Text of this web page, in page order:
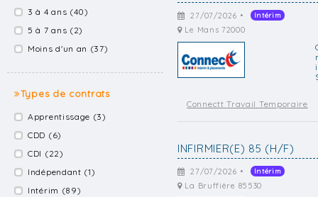
3 à 4 ans (40)
5 à 7 ans (2)
Moins d'un an (37)
Types de contrats
Apprentissage (3)
CDD (6)
CDI (22)
Indépendant (1)
Intérim (89)
27/07/2026 • Intérim
Le Mans 72000
Connectt Travail Temporaire
INFIRMIER(E) 85 (H/F)
27/07/2026 • Intérim
La Bruffière 85530